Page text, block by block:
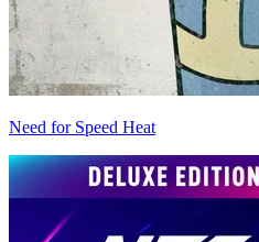
Need for Speed Heat